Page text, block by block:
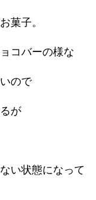
菓子。
コバーの様な
ので
が
い状態になって